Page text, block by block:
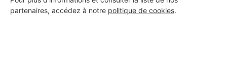
partenaires, accédez à notre politique de cookies.